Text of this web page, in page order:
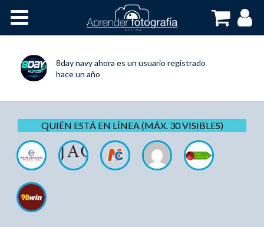
Cursos OnLine
8day navyahora es un usuario registrado
hace un año
QUIÉN ESTÁ EN LÍNEA (MÁX. 30 VISIBLES)